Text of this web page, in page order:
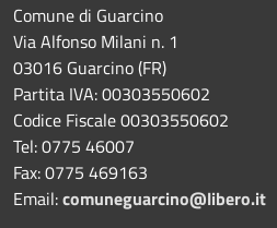
Comune di Guarcino
Via Alfonso Milani n. 1
03016 Guarcino (FR)
Partita IVA: 00303550602
Codice Fiscale 00303550602
Tel: 0775 46007
Fax: 0775 469163
Email:comuneguarcino@libero.it